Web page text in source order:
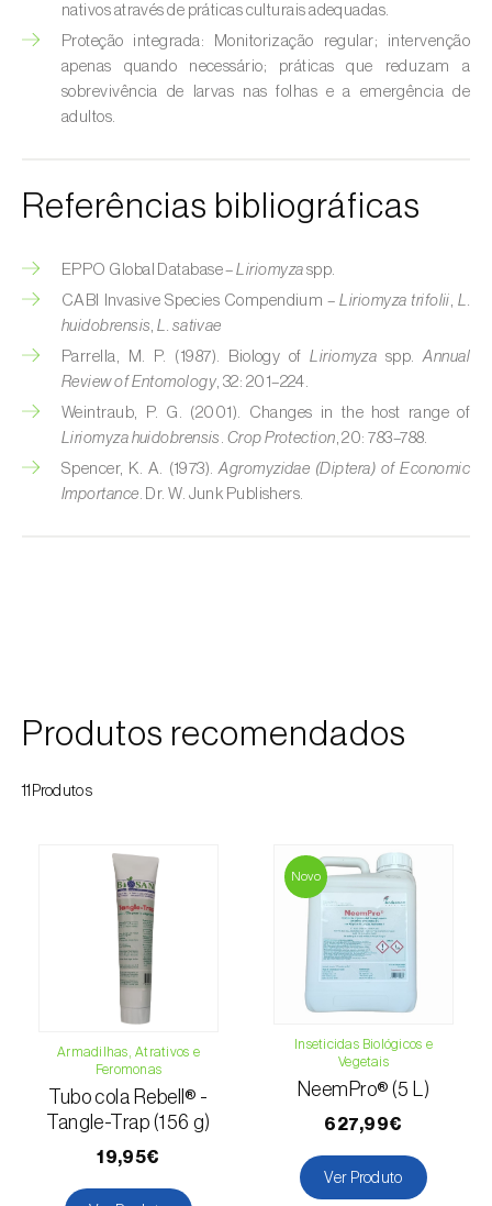
Broca-vermelha (Cossus cossus)
Burgo-da-azinheira (Tortrix viridana)
Cigarrinha-espumadora (
titanus e Empoasca spp. )
Cobrilha-da-cortiça ( Coroebus undatus
Cochonilha-algodão-da-vinha (Planococcus
ficus)
Cochonilha-da-amoreira (Pseudaulacaspis
pentagona
Cochonilha-de-cauda-comprida
Pseudococcus longispinus)
Cochonilha-obscura ( Pseudococcus viburni
Cochonilha-vermelha-dos-citrinos
Cochonilhas
Coleópteros de grandes dimensões
Coleópteros de pequenas dimensões
Drosófila-da-asa-manchada (
Drosophila
Escaravelho / Gorgulho-vermelho-das-
palmeiras (Rhynchophorus ferrugineus)
Escaravelho-da-agave (
nativos através de práticas culturais adequadas.
Proteção integrada: Monitorização regular; intervenção
apenas quando necessário; práticas que reduzam a
sobrevivência de larvas nas folhas e a emergência de
adultos.
Referências bibliográficas
EPPO Global Database –Liriomyza spp.
CABI Invasive Species Compendium –Liriomyza trifolii,L.
huidobrensis,L. sativae
Parrella, M. P. (1987). Biology ofLiriomyza spp.Annual
Review of Entomology, 32: 201–224.
Weintraub, P. G. (2001). Changes in the host range of
Liriomyza huidobrensis . Crop Protection, 20: 783–788.
Spencer, K. A. (1973).Agromyzidae (Diptera) of Economic
Importance. Dr. W. Junk Publishers.
Produtos recomendados
11Produtos
Armadilhas, Atrativos e
Feromonas
Tubo cola Rebell® -
Tangle-Trap (156 g)
19,95€
Novo
Inseticidas Biológicos e
Vegetais
NeemPro® (5 L)
627,99€
Ver Produto